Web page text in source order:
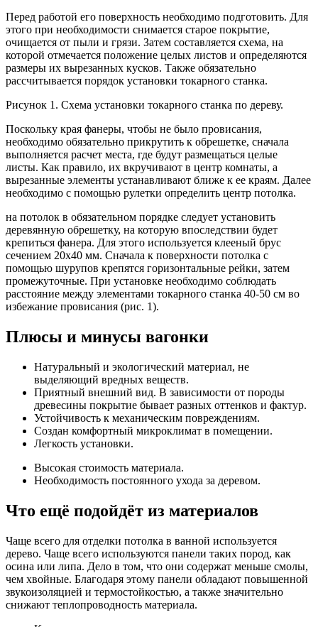
Перед работой его поверхность необходимо подготовить. Для
этого при необходимости снимается старое покрытие,
очищается от пыли и грязи. Затем составляется схема, на
которой отмечается положение целых листов и определяются
размеры их вырезанных кусков. Также обязательно
рассчитывается порядок установки токарного станка.
Рисунок 1. Схема установки токарного станка по дереву.
Поскольку края фанеры, чтобы не было провисания,
необходимо обязательно прикрутить к обрешетке, сначала
выполняется расчет места, где будут размещаться целые
листы. Как правило, их вкручивают в центр комнаты, а
вырезанные элементы устанавливают ближе к ее краям. Далее
необходимо с помощью рулетки определить центр потолка.
на потолок в обязательном порядке следует установить
деревянную обрешетку, на которую впоследствии будет
крепиться фанера. Для этого используется клееный брус
сечением 20х40 мм. Сначала к поверхности потолка с
помощью шурупов крепятся горизонтальные рейки, затем
промежуточные. При установке необходимо соблюдать
расстояние между элементами токарного станка 40-50 см во
избежание провисания (рис. 1).
Плюсы и минусы вагонки
Натуральный и экологический материал, не
выделяющий вредных веществ.
Приятный внешний вид. В зависимости от породы
древесины покрытие бывает разных оттенков и фактур.
Устойчивость к механическим повреждениям.
Создан комфортный микроклимат в помещении.
Легкость установки.
Высокая стоимость материала.
Необходимость постоянного ухода за деревом.
Что ещё подойдёт из материалов
Чаще всего для отделки потолка в ванной используется
дерево. Чаще всего используются панели таких пород, как
осина или липа. Дело в том, что они содержат меньше смолы,
чем хвойные. Благодаря этому панели обладают повышенной
звукоизоляцией и термостойкостью, а также значительно
снижают теплопроводность материала.